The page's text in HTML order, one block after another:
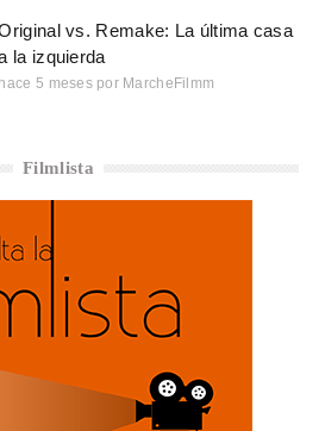
vs. Remake: La última casa
la izquierda
hace 5 meses por MarcheFilmm
Filmlista